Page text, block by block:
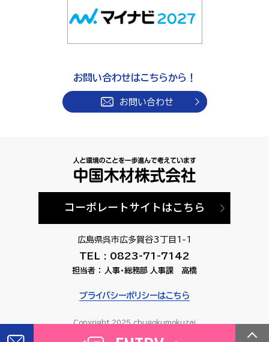
お問い合わせはこちらから！
お問い合わせ
コーポレートサイトはこちら
広島県呉市広多賀谷3丁目1-1
TEL : 0823-71-7142
担当者 ： 人事・総務部 人事課 高橋
プライバシーポリシーはこちら
Copyright 2025 chugokumokuzai